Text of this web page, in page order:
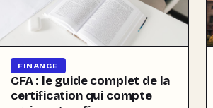
FINANCE
CFA : le guide complet de la
certification qui compte